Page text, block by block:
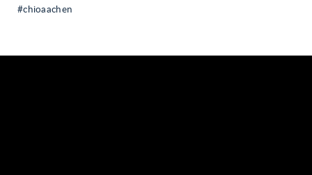
#chioaachen